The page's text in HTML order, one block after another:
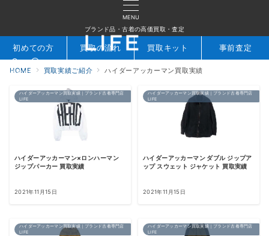
MENU
ブランド品・古着の高価買取・査定
検索 お問合せ
初めての方 買取の流れ 買取キット 事前査定
HOME 買取実績ご紹介 ハイダーアッカーマン買取実績
ハイダーアッカーマン買取実績｜ブランド古着専門店
LIFE
ハイダーアッカーマン×ロンハーマン
ジップパーカー 買取実績
2021年11月15日
ハイダーアッカーマン買取実績｜ブランド古着専門店
LIFE
ハイダーアッカーマン ダブル ジップア
ップ スウェット ジャケット 買取実績
2021年11月15日
ハイダーアッカーマン買取実績｜ブランド古着専門店
LIFE
ハイダーアッカーマン買取実績｜ブランド古着専門店
LIFE